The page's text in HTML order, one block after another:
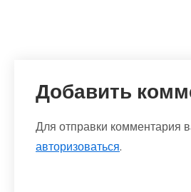
Добавить
Для отправки комментария
авторизоваться.